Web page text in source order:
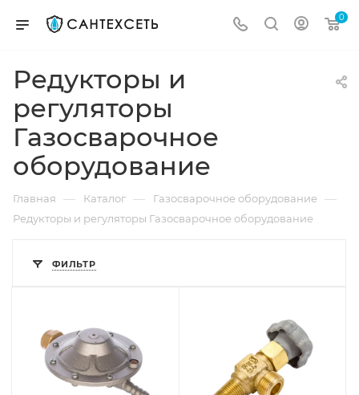
0
Редукторы и
регуляторы
Газосварочное
оборудование
Главная — Каталог — Газосварочное оборудование —
Редукторы и регуляторы Газосварочное оборудование
ФИЛЬТР